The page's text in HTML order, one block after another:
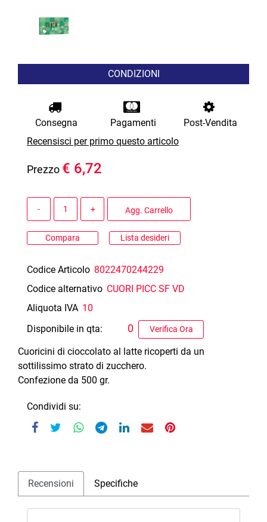
CONDIZIONI
Consegna Pagamenti
Post-Vendita
Recensisci per primo questo articolo
Prezzo € 6,72
Agg. Carrello
Compara Lista desideri
Codice Articolo 8022470244229
Codice alternativo CUORI PICC SF VD
Aliquota IVA 10
Disponibile in qta:
Verifica Ora
0
Cuoricini di cioccolato al latte ricoperti da un
sottilissimo strato di zucchero.
Confezione da 500 gr.
Condividi su:
Recensioni Specifiche